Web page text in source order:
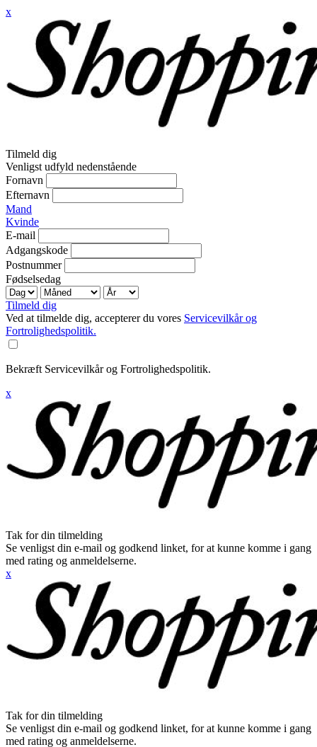
x
Tilmeld dig
Venligst udfyld nedenstående
Fornavn
Efternavn
Mand
Kvinde
E-mail
Adgangskode
Postnummer
Fødselsedag
Tilmeld dig
Ved at tilmelde dig, accepterer du vores Servicevilkår og
Fortrolighedspolitik.
Bekræft Servicevilkår og Fortrolighedspolitik.
x
Tak for din tilmelding
Se venligst din e-mail og godkend linket, for at kunne komme i gang
med rating og anmeldelserne.
x
Tak for din tilmelding
Se venligst din e-mail og godkend linket, for at kunne komme i gang
med rating og anmeldelserne.